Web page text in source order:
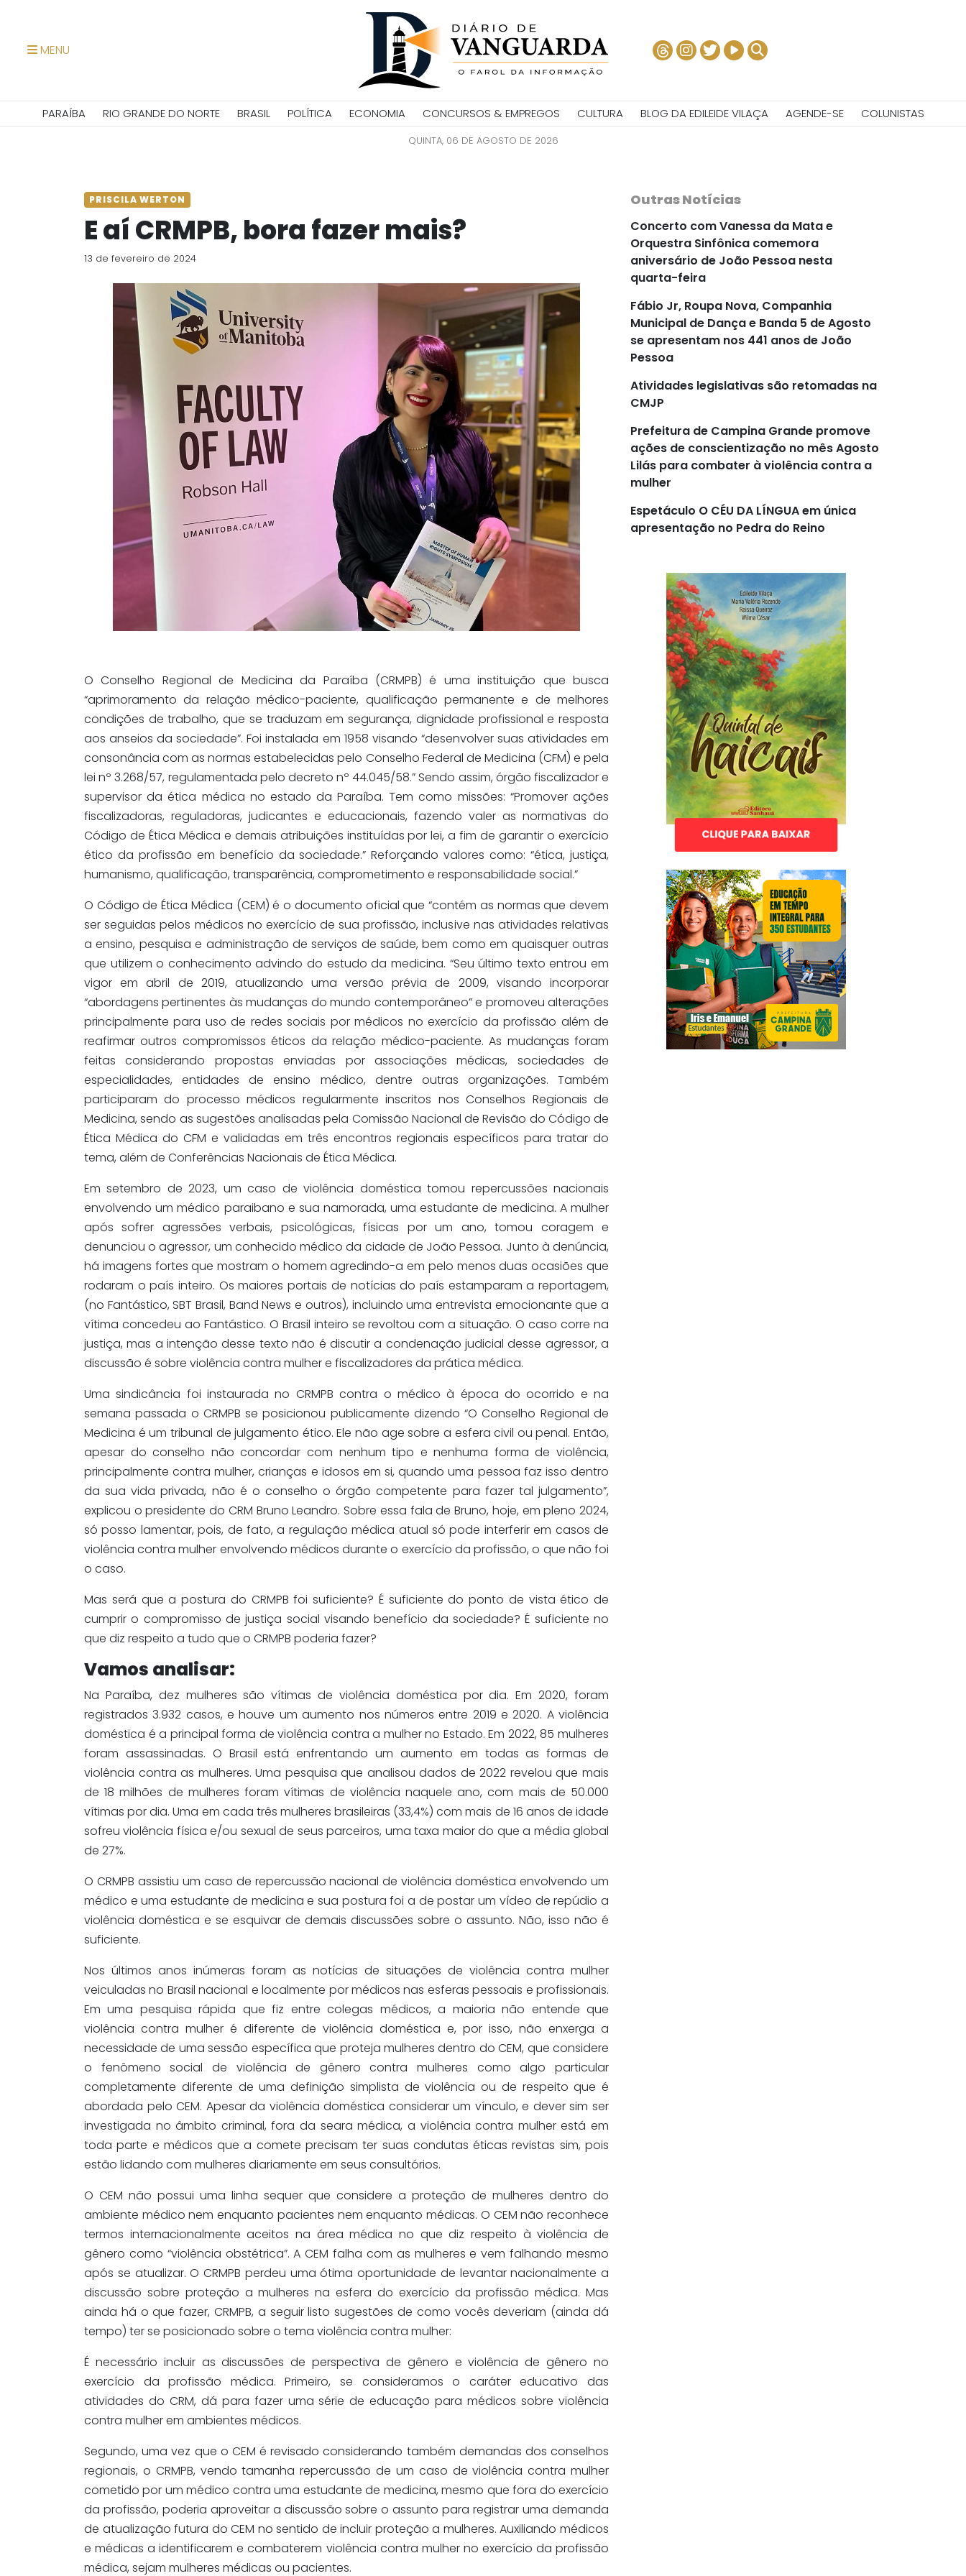
MENU
PARAÍBA RIO GRANDE DO NORTE BRASIL POLÍTICA ECONOMIA CONCURSOS & EMPREGOS CULTURA BLOG DA EDILEIDE VILAÇA AGENDE-SE COLUNISTAS
QUINTA, 06 DE AGOSTO DE 2026
PRISCILA WERTON
E aí CRMPB, bora fazer mais?
13 de fevereiro de 2024
O Conselho Regional de Medicina da Paraíba (CRMPB) é uma instituição que busca
“aprimoramento da relação médico-paciente, qualificação permanente e de melhores
condições de trabalho, que se traduzam em segurança, dignidade profissional e resposta
aos anseios da sociedade”. Foi instalada em 1958 visando “desenvolver suas atividades em
consonância com as normas estabelecidas pelo Conselho Federal de Medicina (CFM) e pela
lei nº 3.268/57, regulamentada pelo decreto nº 44.045/58.” Sendo assim, órgão fiscalizador e
supervisor da ética médica no estado da Paraíba. Tem como missões: “Promover ações
fiscalizadoras, reguladoras, judicantes e educacionais, fazendo valer as normativas do
Código de Ética Médica e demais atribuições instituídas por lei, a fim de garantir o exercício
ético da profissão em benefício da sociedade.” Reforçando valores como: “ética, justiça,
humanismo, qualificação, transparência, comprometimento e responsabilidade social.”
O Código de Ética Médica (CEM) é o documento oficial que “contém as normas que devem
ser seguidas pelos médicos no exercício de sua profissão, inclusive nas atividades relativas
a ensino, pesquisa e administração de serviços de saúde, bem como em quaisquer outras
que utilizem o conhecimento advindo do estudo da medicina. “Seu último texto entrou em
vigor em abril de 2019, atualizando uma versão prévia de 2009, visando incorporar
“abordagens pertinentes às mudanças do mundo contemporâneo” e promoveu alterações
principalmente para uso de redes sociais por médicos no exercício da profissão além de
reafirmar outros compromissos éticos da relação médico-paciente. As mudanças foram
feitas considerando propostas enviadas por associações médicas, sociedades de
especialidades, entidades de ensino médico, dentre outras organizações. Também
participaram do processo médicos regularmente inscritos nos Conselhos Regionais de
Medicina, sendo as sugestões analisadas pela Comissão Nacional de Revisão do Código de
Ética Médica do CFM e validadas em três encontros regionais específicos para tratar do
tema, além de Conferências Nacionais de Ética Médica.
Em setembro de 2023, um caso de violência doméstica tomou repercussões nacionais
envolvendo um médico paraibano e sua namorada, uma estudante de medicina. A mulher
após sofrer agressões verbais, psicológicas, físicas por um ano, tomou coragem e
denunciou o agressor, um conhecido médico da cidade de João Pessoa. Junto à denúncia,
há imagens fortes que mostram o homem agredindo-a em pelo menos duas ocasiões que
rodaram o país inteiro. Os maiores portais de notícias do país estamparam a reportagem,
(no Fantástico, SBT Brasil, Band News e outros), incluindo uma entrevista emocionante que a
vítima concedeu ao Fantástico. O Brasil inteiro se revoltou com a situação. O caso corre na
justiça, mas a intenção desse texto não é discutir a condenação judicial desse agressor, a
discussão é sobre violência contra mulher e fiscalizadores da prática médica.
Uma sindicância foi instaurada no CRMPB contra o médico à época do ocorrido e na
semana passada o CRMPB se posicionou publicamente dizendo “O Conselho Regional de
Medicina é um tribunal de julgamento ético. Ele não age sobre a esfera civil ou penal. Então,
apesar do conselho não concordar com nenhum tipo e nenhuma forma de violência,
principalmente contra mulher, crianças e idosos em si, quando uma pessoa faz isso dentro
da sua vida privada, não é o conselho o órgão competente para fazer tal julgamento”,
explicou o presidente do CRM Bruno Leandro. Sobre essa fala de Bruno, hoje, em pleno 2024,
só posso lamentar, pois, de fato, a regulação médica atual só pode interferir em casos de
violência contra mulher envolvendo médicos durante o exercício da profissão, o que não foi
o caso.
Mas será que a postura do CRMPB foi suficiente? É suficiente do ponto de vista ético de
cumprir o compromisso de justiça social visando benefício da sociedade? É suficiente no
que diz respeito a tudo que o CRMPB poderia fazer?
Vamos analisar:
Na Paraíba, dez mulheres são vítimas de violência doméstica por dia. Em 2020, foram
registrados 3.932 casos, e houve um aumento nos números entre 2019 e 2020. A violência
doméstica é a principal forma de violência contra a mulher no Estado. Em 2022, 85 mulheres
foram assassinadas. O Brasil está enfrentando um aumento em todas as formas de
violência contra as mulheres. Uma pesquisa que analisou dados de 2022 revelou que mais
de 18 milhões de mulheres foram vítimas de violência naquele ano, com mais de 50.000
vítimas por dia. Uma em cada três mulheres brasileiras (33,4%) com mais de 16 anos de idade
sofreu violência física e/ou sexual de seus parceiros, uma taxa maior do que a média global
de 27%.
O CRMPB assistiu um caso de repercussão nacional de violência doméstica envolvendo um
médico e uma estudante de medicina e sua postura foi a de postar um vídeo de repúdio a
violência doméstica e se esquivar de demais discussões sobre o assunto. Não, isso não é
suficiente.
Nos últimos anos inúmeras foram as notícias de situações de violência contra mulher
veiculadas no Brasil nacional e localmente por médicos nas esferas pessoais e profissionais.
Em uma pesquisa rápida que fiz entre colegas médicos, a maioria não entende que
violência contra mulher é diferente de violência doméstica e, por isso, não enxerga a
necessidade de uma sessão específica que proteja mulheres dentro do CEM, que considere
o fenômeno social de violência de gênero contra mulheres como algo particular
completamente diferente de uma definição simplista de violência ou de respeito que é
abordada pelo CEM. Apesar da violência doméstica considerar um vínculo, e dever sim ser
investigada no âmbito criminal, fora da seara médica, a violência contra mulher está em
toda parte e médicos que a comete precisam ter suas condutas éticas revistas sim, pois
estão lidando com mulheres diariamente em seus consultórios.
O CEM não possui uma linha sequer que considere a proteção de mulheres dentro do
ambiente médico nem enquanto pacientes nem enquanto médicas. O CEM não reconhece
termos internacionalmente aceitos na área médica no que diz respeito à violência de
gênero como “violência obstétrica”. A CEM falha com as mulheres e vem falhando mesmo
após se atualizar. O CRMPB perdeu uma ótima oportunidade de levantar nacionalmente a
discussão sobre proteção a mulheres na esfera do exercício da profissão médica. Mas
ainda há o que fazer, CRMPB, a seguir listo sugestões de como vocês deveriam (ainda dá
tempo) ter se posicionado sobre o tema violência contra mulher:
É necessário incluir as discussões de perspectiva de gênero e violência de gênero no
exercício da profissão médica. Primeiro, se consideramos o caráter educativo das
atividades do CRM, dá para fazer uma série de educação para médicos sobre violência
contra mulher em ambientes médicos.
Segundo, uma vez que o CEM é revisado considerando também demandas dos conselhos
regionais, o CRMPB, vendo tamanha repercussão de um caso de violência contra mulher
cometido por um médico contra uma estudante de medicina, mesmo que fora do exercício
da profissão, poderia aproveitar a discussão sobre o assunto para registrar uma demanda
de atualização futura do CEM no sentido de incluir proteção a mulheres. Auxiliando médicos
e médicas a identificarem e combaterem violência contra mulher no exercício da profissão
médica, sejam mulheres médicas ou pacientes.
Outras Notícias
Concerto com Vanessa da Mata e
Orquestra Sinfônica comemora
aniversário de João Pessoa nesta
quarta-feira
Fábio Jr, Roupa Nova, Companhia
Municipal de Dança e Banda 5 de Agosto
se apresentam nos 441 anos de João
Pessoa
Atividades legislativas são retomadas na
CMJP
Prefeitura de Campina Grande promove
ações de conscientização no mês Agosto
Lilás para combater à violência contra a
mulher
Espetáculo O CÉU DA LÍNGUA em única
apresentação no Pedra do Reino